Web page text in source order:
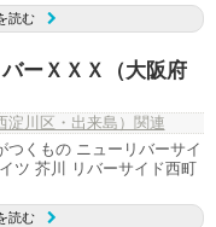
読む
ーＸＸＸ（大阪府
淀川区・出来島）関連
つくもの ニューリバーサイ
ツ 芥川 リバーサイド西町
読む